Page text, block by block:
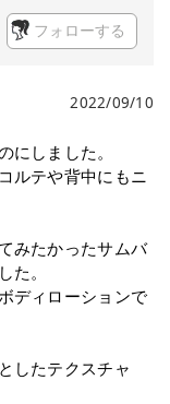
フォローする
2022/09/10
にしました。
ルテや背中にもニ
みたかったサムバ
た。
ディローションで
したテクスチャ